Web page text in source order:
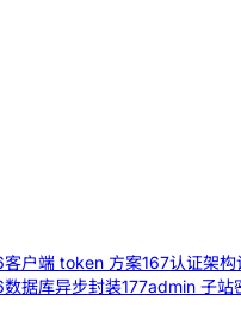
客户端 token 方案167认证架构
数据库异步封装177admin 子站